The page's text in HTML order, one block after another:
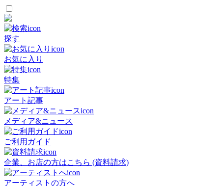
探す
お気に入り
特集
アート記事
メディア&ニュース
ご利用ガイド
企業、お店の方はこちら (資料請求)
アーティストの方へ